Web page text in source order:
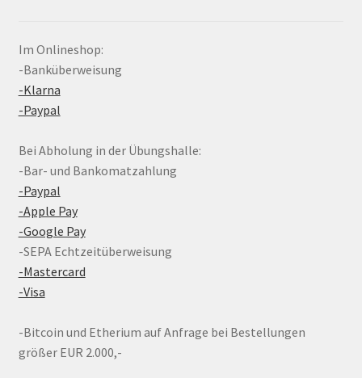
Im Onlineshop:
-Banküberweisung
-Klarna
-Paypal
Bei Abholung in der Übungshalle:
-Bar- und Bankomatzahlung
-Paypal
-Apple Pay
-Google Pay
-SEPA Echtzeitüberweisung
-Mastercard
-Visa
-Bitcoin und Etherium auf Anfrage bei Bestellungen
größer EUR 2.000,-